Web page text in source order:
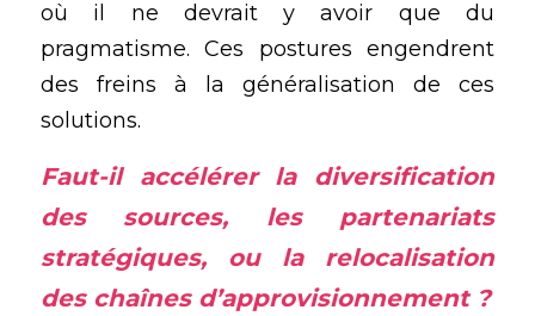
où il ne devrait y avoir que du
pragmatisme. Ces postures engendrent
des freins à la généralisation de ces
solutions.
Faut-il accélérer la diversification
des sources, les partenariats
stratégiques, ou la relocalisation
des chaînes d’approvisionnement ?